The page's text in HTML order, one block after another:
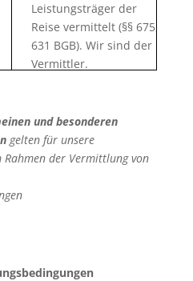
Leistungsträger der
Reise vermittelt (§§ 675,
631 BGB). Wir sind der
Vermittler.
touristische Leistung
erbringt, also z.B. das
Hotel, die
nach § 651a ff. BGB bei
und besonderen
gelten für unsere
der Vermittlung von